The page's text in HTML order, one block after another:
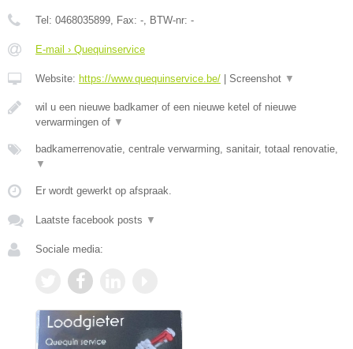
Tel: 0468035899, Fax: -, BTW-nr: -
E-mail › Quequinservice
Website: https://www.quequinservice.be/ Screenshot ▼
wil u een nieuwe badkamer of een nieuwe ketel of nieuwe
verwarmingen of ▼
badkamerrenovatie, centrale verwarming, sanitair, totaal renovatie,
▼
Er wordt gewerkt op afspraak.
Laatste facebook posts ▼
Sociale media: